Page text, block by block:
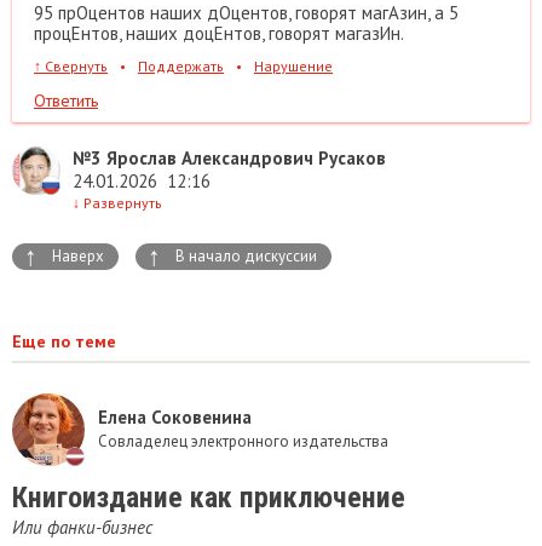
95 прОцентов наших дОцентов, говорят магАзин, а 5
процЕнтов, наших доцЕнтов, говорят магазИн.
↑ Свернуть • Поддержать • Нарушение
Ответить
№3 Ярослав Александрович Русаков
24.01.2026 12:16
↓ Развернуть
↑ Наверх ↑ В начало дискуссии
Еще по теме
Елена Соковенина
Совладелец электронного издательства
Книгоиздание как приключение
Или фанки-бизнес